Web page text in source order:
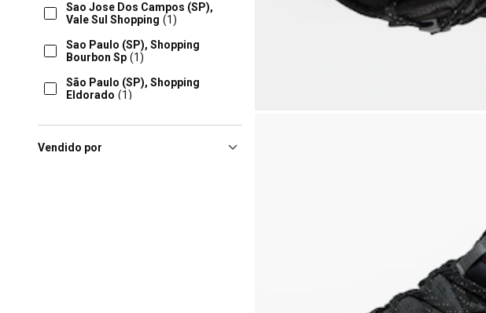
Sao Jose Dos Campos (SP),
Vale Sul Shopping (1)
Sao Paulo (SP), Shopping
Bourbon Sp (1)
São Paulo (SP), Shopping
Eldorado (1)
Vendido por